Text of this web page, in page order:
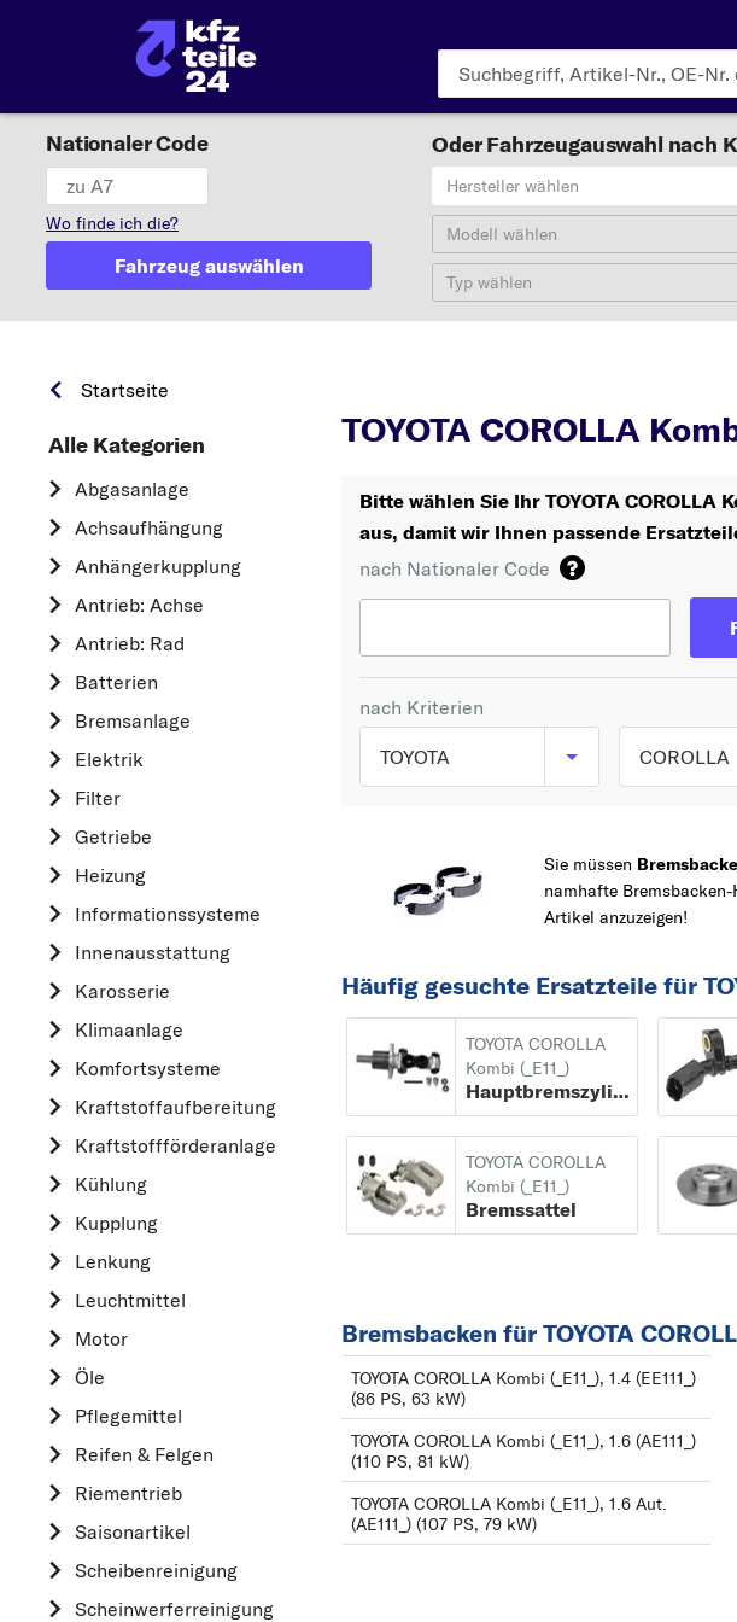
Nationaler Code
Wo finde ich die?
Fahrzeug auswählen
Oder Fahrzeugauswahl nach
Hersteller wählen
Modell wählen
Typ wählen
Startseite
Alle Kategorien
Abgasanlage
Achsaufhängung
Anhängerkupplung
Antrieb: Achse
Antrieb: Rad
Batterien
Bremsanlage
Elektrik
Filter
Getriebe
Heizung
Informationssysteme
Innenausstattung
Karosserie
Klimaanlage
Komfortsysteme
Kraftstoff­aufbereitung
Kraftstoff­förderanlage
Kühlung
Kupplung
Lenkung
Leuchtmittel
Motor
Öle
Pflegemittel
Reifen & Felgen
Riementrieb
Saisonartikel
Scheibenreinigung
Scheinwerferreinigung
TOYOTA COROLLA
Bitte wählen Sie Ihr TOYOTA COROLLA
aus, damit wir Ihnen passende
nach Nationaler Code
nach Kriterien
TOYOTA
OPEL
AUDI
ALFA ROMEO
AUDI
BMW
C
D
DACIA
DAIHATSU
F
FIAT
FORD
COROLLA
COROLLA
AVENSIS
RAV 4
AVENSIS
AVENSIS
COROLLA
G
H
HIACE
Sie müssen
namhafte Bremsbacken-
Artikel anzuzeigen!
Häufig gesuchte Ersatzteile für
TOYOTA COROLLA
Kombi (_E11_)
Hauptbremszylinder
TOYOTA COROLLA
Kombi (_E11_)
Bremssattel
Bremsbacken für TOYOTA
TOYOTA COROLLA Kombi (_E11_), 1.4 (EE111_)
(86 PS, 63 kW)
TOYOTA COROLLA Kombi (_E11_), 1.6 (AE111_)
(110 PS, 81 kW)
TOYOTA COROLLA Kombi (_E11_), 1.6 Aut.
(AE111_) (107 PS, 79 kW)